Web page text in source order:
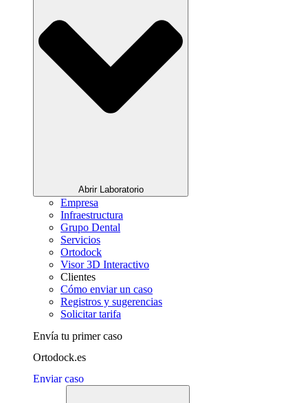
Abrir Laboratorio
Empresa
Infraestructura
Grupo Dental
Servicios
Ortodock
Visor 3D Interactivo
Clientes
Cómo enviar un caso
Registros y sugerencias
Solicitar tarifa
Envía tu primer caso
Ortodock.es
Enviar caso